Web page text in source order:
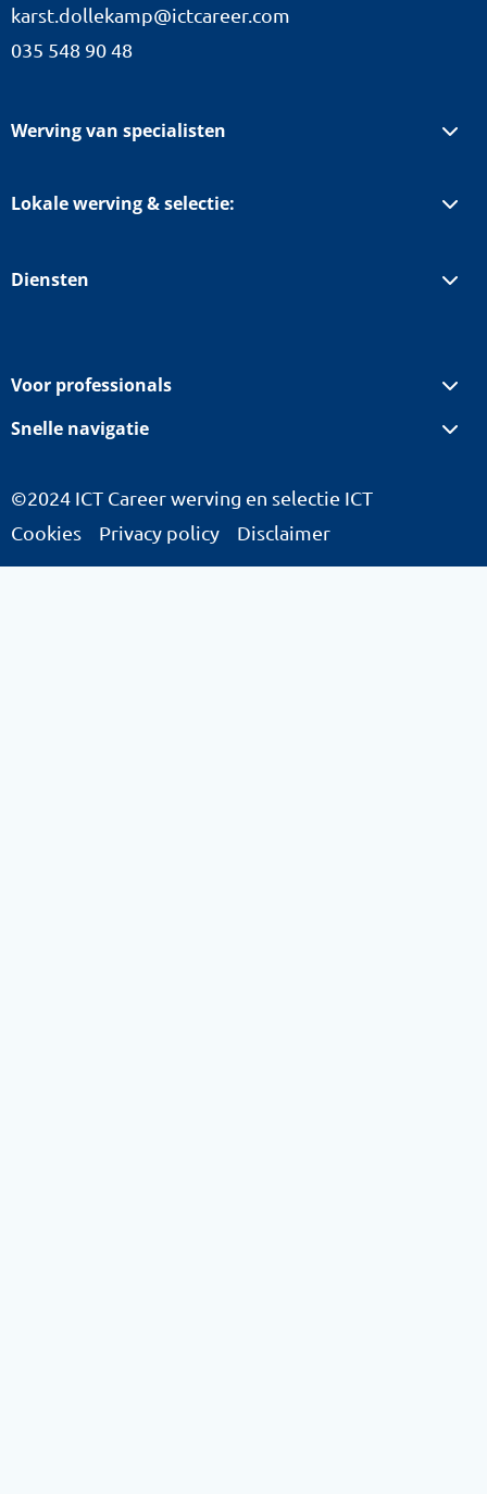
karst.dollekamp@ictcareer.com
035 548 90 48
Werving van specialisten
Lokale werving & selectie:
Diensten
Voor professionals
Snelle navigatie
©2024 ICT Career werving en selectie ICT
Cookies
Privacy policy Disclaimer